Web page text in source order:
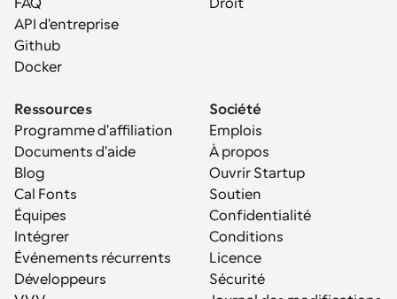
FAQ
API d'entreprise
Github
Docker
Droit
Ressources
Programme d'affiliation
Documents d'aide
Blog
Cal Fonts
Équipes
Intégrer
Événements récurrents
Développeurs
Société
Emplois
À propos
Ouvrir Startup
Soutien
Confidentialité
Conditions
Licence
Sécurité